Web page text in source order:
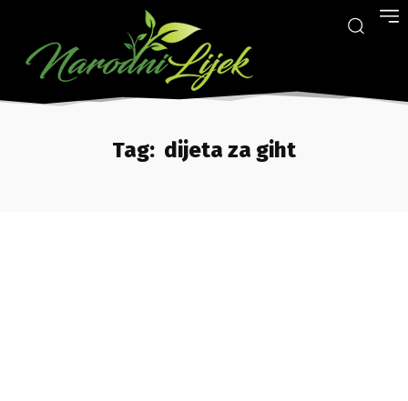
Tag: dijeta za giht